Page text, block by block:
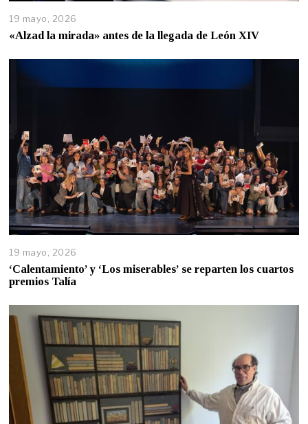
19 mayo, 2026
«Alzad la mirada» antes de la llegada de León XIV
19 mayo, 2026
‘Calentamiento’ y ‘Los miserables’ se reparten los cuartos
premios Talía